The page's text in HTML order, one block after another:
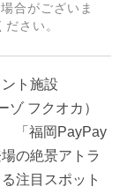
合がございま
さい。
ト施設
ゾ フクオカ）
「福岡PayPay
の絶景アトラ
注目スポット